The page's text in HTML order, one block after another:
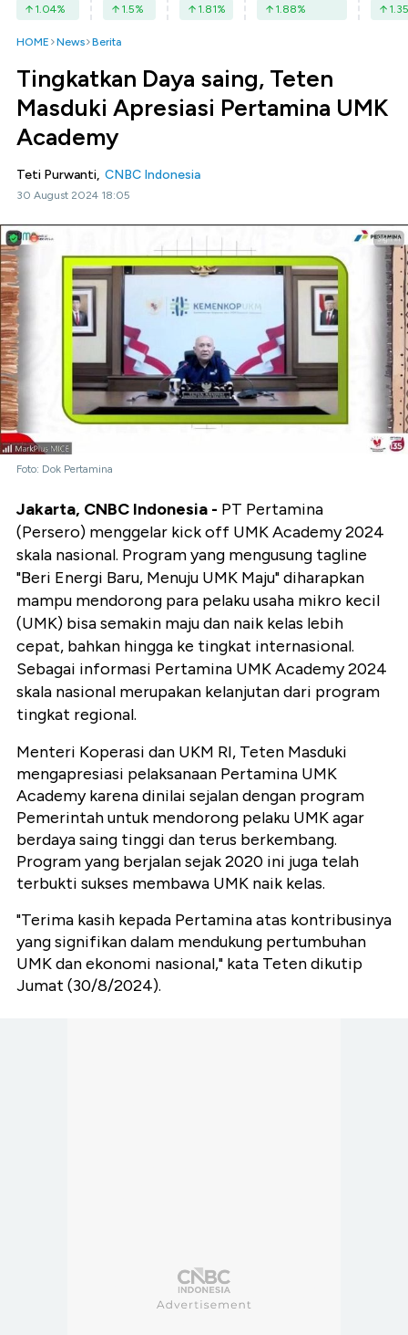
1.04% 1.5% 1.81% 1.88% 1.35
HOME News Berita
Tingkatkan Daya saing, Teten
Masduki Apresiasi Pertamina UMK
Academy
Teti Purwanti, CNBC Indonesia
30 August 2024 18:05
Foto: Dok Pertamina
Jakarta, CNBC Indonesia - PT Pertamina
(Persero) menggelar kick off UMK Academy 2024
skala nasional. Program yang mengusung tagline
"Beri Energi Baru, Menuju UMK Maju" diharapkan
mampu mendorong para pelaku usaha mikro kecil
(UMK) bisa semakin maju dan naik kelas lebih
cepat, bahkan hingga ke tingkat internasional.
Sebagai informasi Pertamina UMK Academy 2024
skala nasional merupakan kelanjutan dari program
tingkat regional.
Menteri Koperasi dan UKM RI, Teten Masduki
mengapresiasi pelaksanaan Pertamina UMK
Academy karena dinilai sejalan dengan program
Pemerintah untuk mendorong pelaku UMK agar
berdaya saing tinggi dan terus berkembang.
Program yang berjalan sejak 2020 ini juga telah
terbukti sukses membawa UMK naik kelas.
"Terima kasih kepada Pertamina atas kontribusinya
yang signifikan dalam mendukung pertumbuhan
UMK dan ekonomi nasional," kata Teten dikutip
Jumat (30/8/2024).